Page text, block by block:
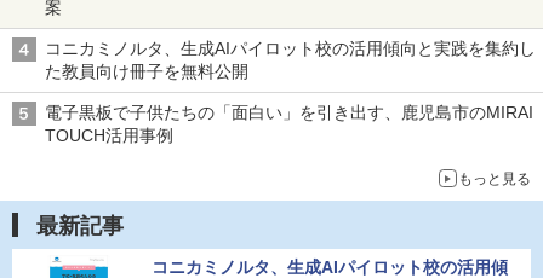
案
コニカミノルタ、生成AIパイロット校の活用傾向と実践を集約し
た教員向け冊子を無料公開
電子黒板で子供たちの「面白い」を引き出す、鹿児島市のMIRAI
TOUCH活用事例
もっと見る
最新記事
コニカミノルタ、生成AIパイロット校の活用傾